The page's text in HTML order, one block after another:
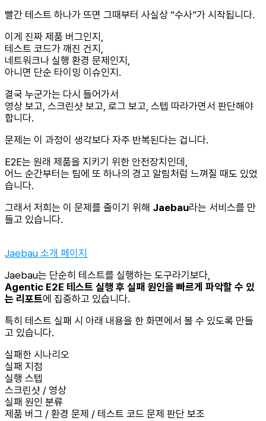
빨간 테스트 하나가 뜨면 그때부터 사실상 “수사”가 시작됩니다.
이게 진짜 제품 버그인지,
테스트 코드가 깨진 건지,
네트워크나 실행 환경 문제인지,
아니면 단순 타이밍 이슈인지.
결국 누군가는 다시 들어가서
영상 보고, 스크린샷 보고, 로그 보고, 스텝 따라가면서 판단해야
합니다.
문제는 이 과정이 생각보다 자주 반복된다는 겁니다.
E2E는 원래 제품을 지키기 위한 안전장치인데,
어느 순간부터는 팀에 또 하나의 경고 알림처럼 느껴질 때도 있었
습니다.
그래서 저희는 이 문제를 줄이기 위해 Jaebau라는 서비스를 만
들고 있습니다.
Jaebau 소개 페이지
Jaebau는 단순히 테스트를 실행하는 도구라기보다,
Agentic E2E 테스트 실행 후 실패 원인을 빠르게 파악할 수 있
는 리포트에 집중하고 있습니다.
특히 테스트 실패 시 아래 내용을 한 화면에서 볼 수 있도록 만들
고 있습니다.
실패한 시나리오
실패 지점
실행 스텝
스크린샷 / 영상
실패 원인 분류
제품 버그 / 환경 문제 / 테스트 코드 문제 판단 보조